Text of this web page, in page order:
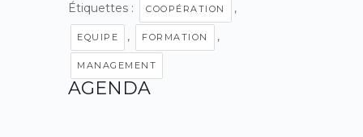
Étiquettes : COOPÉRATION ,
EQUIPE , FORMATION ,
MANAGEMENT
AGENDA